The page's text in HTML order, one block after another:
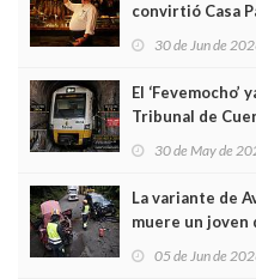
convirtió Casa
Asturias en
30 de Jun de
El ‘Fevemocho’
Tribunal de
sobrecoste de
30 de May de
La variante de
muere un joven
frontal
05 de Jun de